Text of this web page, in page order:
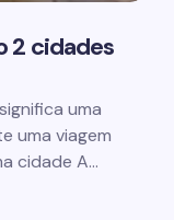
2 cidades
uma
uma viagem
cidade A…